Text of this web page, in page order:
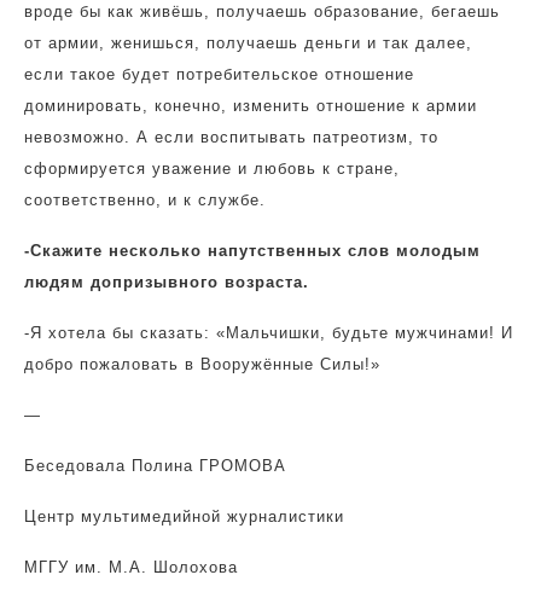
вроде бы как живёшь, получаешь образование, бегаешь
от армии, женишься, получаешь деньги и так далее,
если такое будет потребительское отношение
доминировать, конечно, изменить отношение к армии
невозможно. А если воспитывать патреотизм, то
сформируется уважение и любовь к стране,
соответственно, и к службе.
-Скажите несколько напутственных слов молодым
людям допризывного возраста.
-Я хотела бы сказать: «Мальчишки, будьте мужчинами! И
добро пожаловать в Вооружённые Силы!»
—
Беседовала Полина ГРОМОВА
Центр мультимедийной журналистики
МГГУ им. М.А. Шолохова